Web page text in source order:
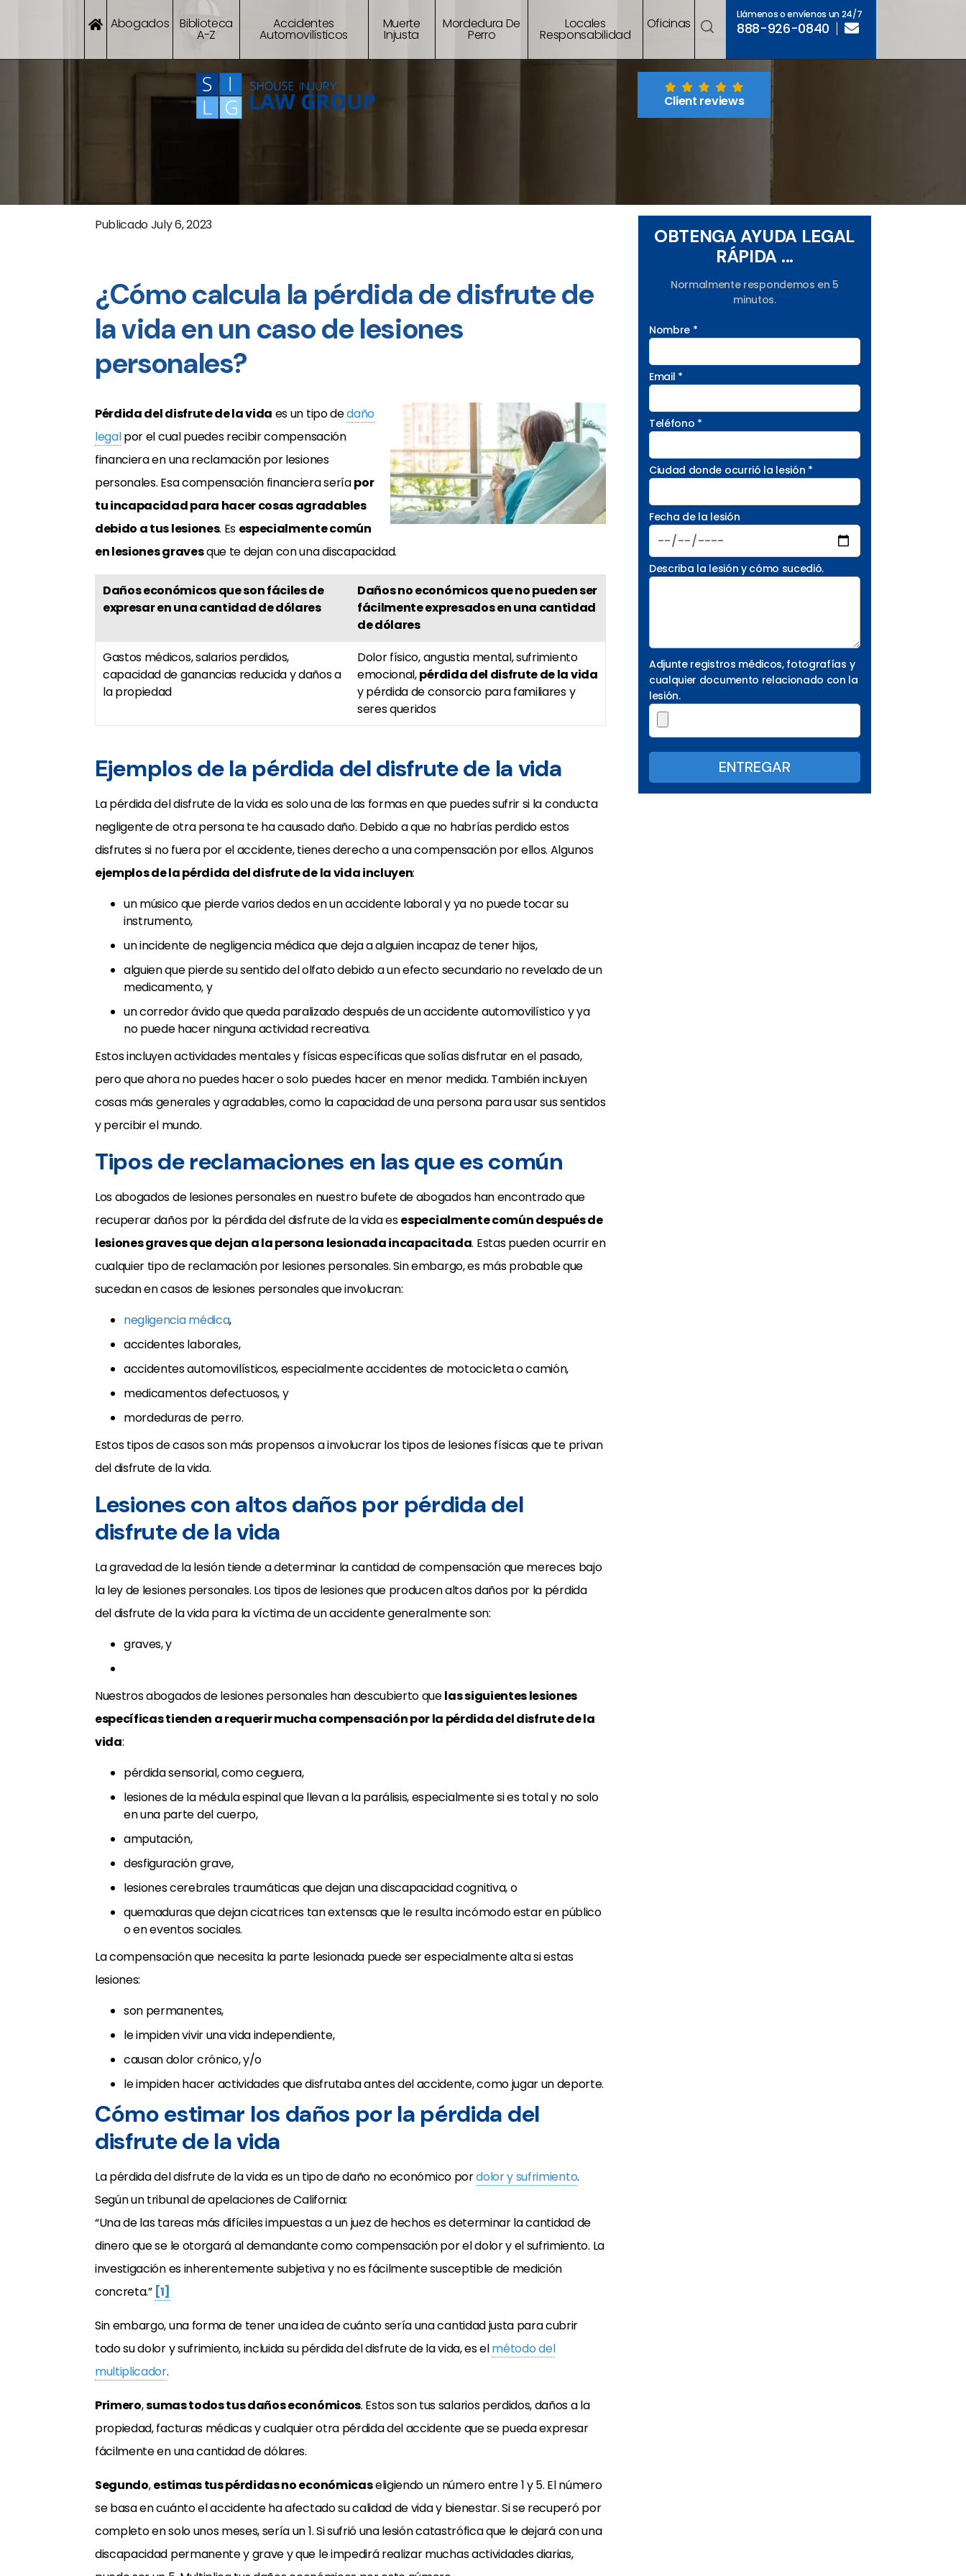
Abogados Biblioteca
A-Z
Accidentes
Automovilísticos
Muerte
Injusta
Mordedura De
Perro
Locales
Responsabilidad
Oficinas
Llámenos o envíenos un 24/7
888-926-0840
Client reviews
PublicadoJuly 6, 2023
¿Cómo calcula la pérdida de disfrute de
la vida en un caso de lesiones
personales?
Pérdida del disfrute de la vida es un tipo dedaño
legalpor el cual puedes recibir compensación
financiera en una reclamación por lesiones
personales. Esa compensación financiera seríapor
tu incapacidad para hacer cosas agradables
debido a tus lesiones. Es especialmente común
en lesiones gravesque te dejan con una discapacidad.
Daños económicos que son fáciles de
expresar en una cantidad de dólares
Daños no económicos que no pueden ser
fácilmente expresados en una cantidad
de dólares
Gastos médicos, salarios perdidos,
capacidad de ganancias reducida y daños a
la propiedad
Dolor físico, angustia mental, sufrimiento
emocional,pérdida del disfrute de la vida
y pérdida de consorcio para familiares y
seres queridos
Ejemplos de la pérdida del disfrute de la vida
La pérdida del disfrute de la vida es solo una de las formas en que puedes sufrir si la conducta
negligente de otra persona te ha causado daño. Debido a que no habrías perdido estos
disfrutes si no fuera por el accidente, tienes derecho a una compensación por ellos. Algunos
ejemplos de la pérdida del disfrute de la vida incluyen:
un músico que pierde varios dedos en un accidente laboral y ya no puede tocar su
instrumento,
un incidente de negligencia médica que deja a alguien incapaz de tener hijos,
alguien que pierde su sentido del olfato debido a un efecto secundario no revelado de un
medicamento, y
un corredor ávido que queda paralizado después de un accidente automovilístico y ya
no puede hacer ninguna actividad recreativa.
Estos incluyen actividades mentales y físicas específicas que solías disfrutar en el pasado,
pero que ahora no puedes hacer o solo puedes hacer en menor medida. También incluyen
cosas más generales y agradables, como la capacidad de una persona para usar sus sentidos
y percibir el mundo.
Tipos de reclamaciones en las que es común
Los abogados de lesiones personales en nuestro bufete de abogados han encontrado que
recuperar daños por la pérdida del disfrute de la vida esespecialmente común después de
lesiones graves que dejan a la persona lesionada incapacitada. Estas pueden ocurrir en
cualquier tipo de reclamación por lesiones personales. Sin embargo, es más probable que
sucedan en casos de lesiones personales que involucran:
negligencia médica,
accidentes laborales,
accidentes automovilísticos, especialmente accidentes de motocicleta o camión,
medicamentos defectuosos, y
mordeduras de perro.
Estos tipos de casos son más propensos a involucrar los tipos de lesiones físicas que te privan
del disfrute de la vida.
Lesiones con altos daños por pérdida del
disfrute de la vida
La gravedad de la lesión tiende a determinar la cantidad de compensación que mereces bajo
la ley de lesiones personales. Los tipos de lesiones que producen altos daños por la pérdida
del disfrute de la vida para la víctima de un accidente generalmente son:
graves, y
Nuestros abogados de lesiones personales han descubierto quelas siguientes lesiones
específicas tienden a requerir mucha compensación por la pérdida del disfrute de la
vida:
pérdida sensorial, como ceguera,
lesiones de la médula espinal que llevan a la parálisis, especialmente si es total y no solo
en una parte del cuerpo,
amputación,
desfiguración grave,
lesiones cerebrales traumáticas que dejan una discapacidad cognitiva, o
quemaduras que dejan cicatrices tan extensas que le resulta incómodo estar en público
o en eventos sociales.
La compensación que necesita la parte lesionada puede ser especialmente alta si estas
lesiones:
son permanentes,
le impiden vivir una vida independiente,
causan dolor crónico, y/o
le impiden hacer actividades que disfrutaba antes del accidente, como jugar un deporte.
Cómo estimar los daños por la pérdida del
disfrute de la vida
La pérdida del disfrute de la vida es un tipo de daño no económico pordolor y sufrimiento.
Según un tribunal de apelaciones de California:
“Una de las tareas más difíciles impuestas a un juez de hechos es determinar la cantidad de
dinero que se le otorgará al demandante como compensación por el dolor y el sufrimiento. La
investigación es inherentemente subjetiva y no es fácilmente susceptible de medición
concreta.” [1]
Sin embargo, una forma de tener una idea de cuánto sería una cantidad justa para cubrir
todo su dolor y sufrimiento, incluida su pérdida del disfrute de la vida, es elmétodo del
multiplicador.
Primero,sumas todos tus daños económicos. Estos son tus salarios perdidos, daños a la
propiedad, facturas médicas y cualquier otra pérdida del accidente que se pueda expresar
fácilmente en una cantidad de dólares.
Segundo,estimas tus pérdidas no económicaseligiendo un número entre 1 y 5. El número
se basa en cuánto el accidente ha afectado su calidad de vida y bienestar. Si se recuperó por
completo en solo unos meses, sería un 1. Si sufrió una lesión catastrófica que le dejará con una
discapacidad permanente y grave y que le impedirá realizar muchas actividades diarias,
OBTENGA AYUDA LEGAL
RÁPIDA ...
Normalmente respondemos en 5
minutos.
Nombre *
Email *
Teléfono *
Ciudad donde ocurrió la lesión *
Fecha de la lesión
Describa la lesión y cómo sucedió.
Adjunte registros médicos, fotografías y
cualquier documento relacionado con la
lesión.